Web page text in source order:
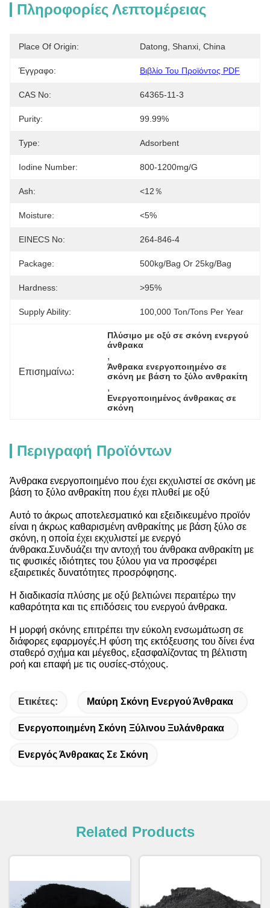
Πληροφορίες Λεπτομέρειας
Place Of Origin: Datong, Shanxi, China
Έγγραφο: Βιβλίο Του Προϊόντος PDF
CAS No: 64365-11-3
Purity: 99.99%
Type: Adsorbent
Iodine Number: 800-1200mg/g
Ash: <12％
Moisture: <5%
EINECS No: 264-846-4
Package: 500kg/bag Or 25kg/bag
Hardness: >95%
Supply Ability: 100,000 Ton/Tons Per Year
Επισημαίνω:
Πλύσιμο με οξύ σε σκόνη ενεργού
άνθρακα
,
Άνθρακα ενεργοποιημένο σε
σκόνη με βάση το ξύλο ανθρακίτη
,
Ενεργοποιημένος άνθρακας σε
σκόνη
Περιγραφή Προϊόντων
Άνθρακα ενεργοποιημένο που έχει εκχυλιστεί σε σκόνη με
βάση το ξύλο ανθρακίτη που έχει πλυθεί με οξύ
Αυτό το άκρως αποτελεσματικό και εξειδικευμένο προϊόν
είναι η άκρως καθαρισμένη ανθρακίτης με βάση ξύλο σε
σκόνη, η οποία έχει εκχυλιστεί με ενεργό
άνθρακα.Συνδυάζει την αντοχή του άνθρακα ανθρακίτη με
τις φυσικές ιδιότητες του ξύλου για να προσφέρει
εξαιρετικές δυνατότητες προσρόφησης.
Η διαδικασία πλύσης με οξύ βελτιώνει περαιτέρω την
καθαρότητα και τις επιδόσεις του ενεργού άνθρακα.
Η μορφή σκόνης επιτρέπει την εύκολη ενσωμάτωση σε
διάφορες εφαρμογές.Η φύση της εκτόξευσης του δίνει ένα
σταθερό σχήμα και μέγεθος, εξασφαλίζοντας τη βέλτιστη
ροή και επαφή με τις ουσίες-στόχους.
Ετικέτες: Μαύρη Σκόνη Ενεργού Άνθρακα
Ενεργοποιημένη Σκόνη Ξύλινου Ξυλάνθρακα
Ενεργός Άνθρακας Σε Σκόνη
Related Products